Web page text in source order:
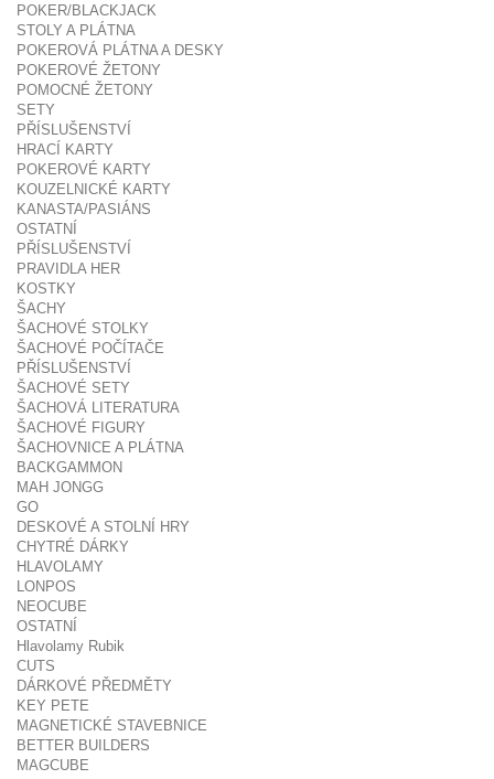
POKER/BLACKJACK
STOLY A PLÁTNA
POKEROVÁ PLÁTNA A DESKY
POKEROVÉ ŽETONY
POMOCNÉ ŽETONY
SETY
PŘÍSLUŠENSTVÍ
HRACÍ KARTY
POKEROVÉ KARTY
KOUZELNICKÉ KARTY
KANASTA/PASIÁNS
OSTATNÍ
PŘÍSLUŠENSTVÍ
PRAVIDLA HER
KOSTKY
ŠACHY
ŠACHOVÉ STOLKY
ŠACHOVÉ POČÍTAČE
PŘÍSLUŠENSTVÍ
ŠACHOVÉ SETY
ŠACHOVÁ LITERATURA
ŠACHOVÉ FIGURY
ŠACHOVNICE A PLÁTNA
BACKGAMMON
MAH JONGG
GO
DESKOVÉ A STOLNÍ HRY
CHYTRÉ DÁRKY
HLAVOLAMY
LONPOS
NEOCUBE
OSTATNÍ
Hlavolamy Rubik
CUTS
DÁRKOVÉ PŘEDMĚTY
KEY PETE
MAGNETICKÉ STAVEBNICE
BETTER BUILDERS
MAGCUBE